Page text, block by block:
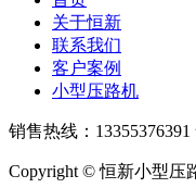
关于恒新
联系我们
客户案例
小型压路机
销售热线：
Copyright © 恒新小型压